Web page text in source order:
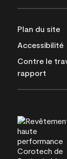
Plan du site
Accessibilité
Contre le
rapport